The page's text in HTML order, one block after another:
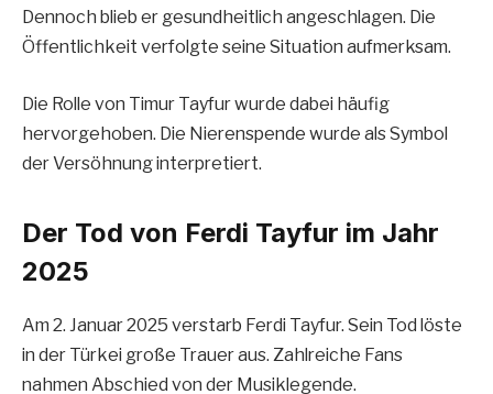
Dennoch blieb er gesundheitlich angeschlagen. Die
Öffentlichkeit verfolgte seine Situation aufmerksam.
Die Rolle von Timur Tayfur wurde dabei häufig
hervorgehoben. Die Nierenspende wurde als Symbol
der Versöhnung interpretiert.
Der Tod von Ferdi Tayfur im Jahr
2025
Am 2. Januar 2025 verstarb Ferdi Tayfur. Sein Tod löste
in der Türkei große Trauer aus. Zahlreiche Fans
nahmen Abschied von der Musiklegende.